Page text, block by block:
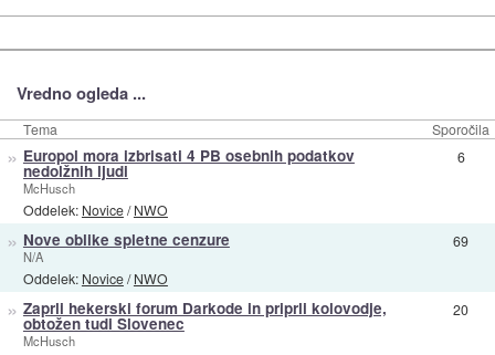
Vredno ogleda ...
Tema Sporočila
» Europol mora izbrisati 4 PB osebnih podatkov
nedolžnih ljudi
McHusch
Oddelek: Novice/NWO
6
» Nove oblike spletne cenzure
N/A
Oddelek: Novice/NWO
69
» Zaprli hekerski forum Darkode in priprli kolovodje,
obtožen tudi Slovenec
McHusch
20